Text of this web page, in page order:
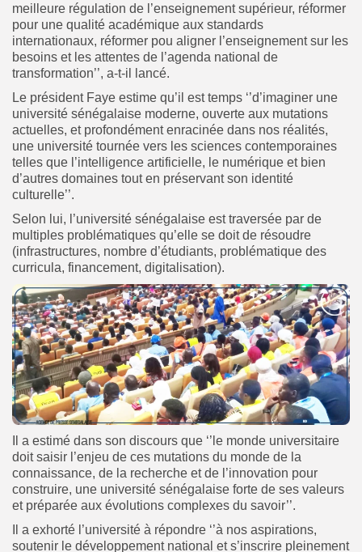
meilleure régulation de l’enseignement supérieur, réformer
pour une qualité académique aux standards
internationaux, réformer pou aligner l’enseignement sur les
besoins et les attentes de l’agenda national de
transformation’’, a-t-il lancé.
Le président Faye estime qu’il est temps ‘’d’imaginer une
université sénégalaise moderne, ouverte aux mutations
actuelles, et profondément enracinée dans nos réalités,
une université tournée vers les sciences contemporaines
telles que l’intelligence artificielle, le numérique et bien
d’autres domaines tout en préservant son identité
culturelle’’.
Selon lui, l’université sénégalaise est traversée par de
multiples problématiques qu’elle se doit de résoudre
(infrastructures, nombre d’étudiants, problématique des
curricula, financement, digitalisation).
Il a estimé dans son discours que ‘’le monde universitaire
doit saisir l’enjeu de ces mutations du monde de la
connaissance, de la recherche et de l’innovation pour
construire, une université sénégalaise forte de ses valeurs
et préparée aux évolutions complexes du savoir’’.
Il a exhorté l’université à répondre ‘’à nos aspirations,
soutenir le développement national et s’inscrire pleinement